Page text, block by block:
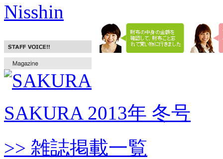
Nisshin
SAKURA 2013年 冬号
>> 雑誌掲載一覧